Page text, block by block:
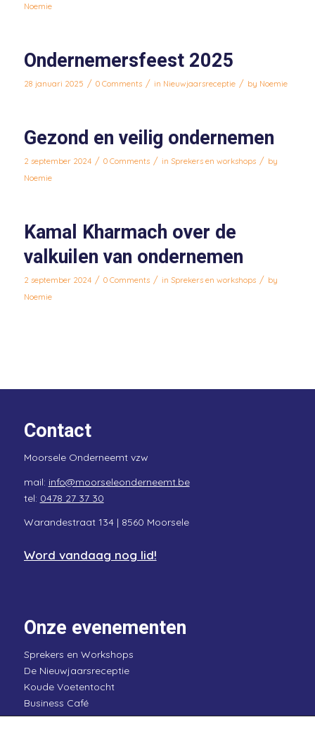
Noemie
Ondernemersfeest 2025
28 januari 2025 / 0 Comments / in Nieuwjaarsreceptie / by Noemie
Gezond en veilig ondernemen
2 september 2024 / 0 Comments / in Sprekers en workshops / by
Noemie
Kamal Kharmach over de
valkuilen van ondernemen
2 september 2024 / 0 Comments / in Sprekers en workshops / by
Noemie
Contact
Moorsele Onderneemt vzw
mail: info@moorseleonderneemt.be
tel: 0478 27 37 30
Warandestraat 134 | 8560 Moorsele
Word vandaag nog lid!
Onze evenementen
Sprekers en Workshops
De Nieuwjaarsreceptie
Koude Voetentocht
Business Café
Kraak de code